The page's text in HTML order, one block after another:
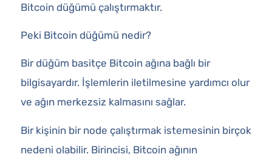
Bitcoin düğümü çalıştırmaktır.
Peki Bitcoin düğümü nedir?
Bir düğüm basitçe Bitcoin ağına bağlı bir
bilgisayardır. İşlemlerin iletilmesine yardımcı olur
ve ağın merkezsiz kalmasını sağlar.
Bir kişinin bir node çalıştırmak istemesinin birçok
nedeni olabilir. Birincisi, Bitcoin ağının